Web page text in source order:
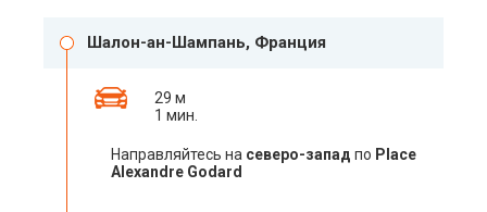
Шалон-ан-Шампань, Франция
29 м
1 мин.
Направляйтесь на северо-запад по Place
Alexandre Godard